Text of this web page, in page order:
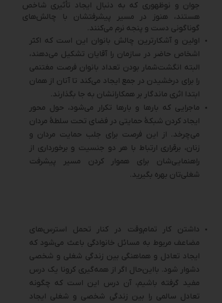
جوان و نوظهوری که به دنبال ایجاد تأثیری شاخص
هستند، هنوز در مسیر پیشرفتشان با چالش‌های
گوناگونی دست و پنجه نرم می‌کنند.
اولین و آشکارترین چالش بانوان این است که اکثر
اشخاص حاضر در سازمان را آقایان تشکیل می‌دهند،
البته انگشت‌شمار بودن تعداد بانوان فرصت مغتنمی
را برای درخشیدن در جمع ایجاد می‌کند تا آنان از همان
ابتدا اثری ماندگار بر همکارانشان به جا بگذارند.
ماجرایی که بارها و بارها تکرار می‌شود، حول محور
ایجاد کردن شبکۀ حمایتی در فضای تحت سلطۀ مردان
می‌چرخد. از این فرصت برای جلب حمایت مردان و
زنان، برقراری ارتباط با هر دو جنسیت و برخورداری از
راهنمایی‌شان برای هموار کردن مسیر پیشرفت
شغلی‌تان بهره بگیرید.
داشتن کار تمام‌وقت در کنار تحمل استرس‌های
مضاعف مربوط به مسائل خانوادگی باعث می‌شود که
ایجاد تعادل و هماهنگی بین زندگی شغلی و شخصی
دشوار شود. بااین‌حال اگر از همه‌گیری کرونا یک درس
مفید گرفته باشیم، آن درس این است که چگونه
تعادل سالمی را بین زندگی شخصی و شغلی ایجاد